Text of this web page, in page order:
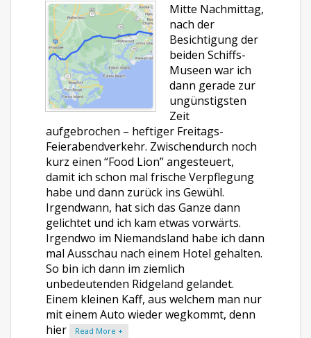
Mitte Nachmittag,
nach der
Besichtigung der
beiden Schiffs-
Museen war ich
dann gerade zur
ungünstigsten
Zeit
aufgebrochen – heftiger Freitags-
Feierabendverkehr. Zwischendurch noch
kurz einen “Food Lion” angesteuert,
damit ich schon mal frische Verpflegung
habe und dann zurück ins Gewühl.
Irgendwann, hat sich das Ganze dann
gelichtet und ich kam etwas vorwärts.
Irgendwo im Niemandsland habe ich dann
mal Ausschau nach einem Hotel gehalten.
So bin ich dann im ziemlich
unbedeutenden Ridgeland gelandet.
Einem kleinen Kaff, aus welchem man nur
mit einem Auto wieder wegkommt, denn
hier
Read More +